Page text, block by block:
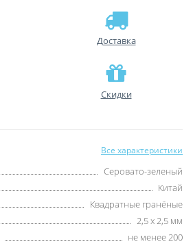
Доставка
Скидки
Все характеристики
Серовато-зеленый
Китай
Квадратные гранёные
2,5 х 2,5 мм
не менее 200